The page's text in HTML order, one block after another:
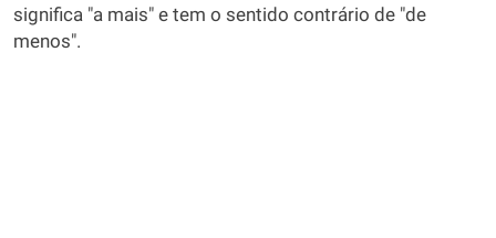
significa "a mais" e tem o sentido contrário de "de
menos".